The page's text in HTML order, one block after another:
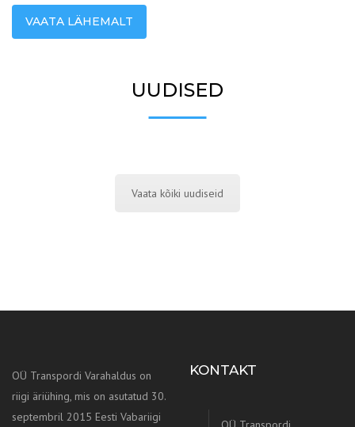
VAATA LÄHEMALT
UUDISED
Vaata kõiki uudiseid
OÜ Transpordi Varahaldus on
riigi äriühing, mis on asutatud 30.
septembril 2015 Eesti Vabariigi
KONTAKT